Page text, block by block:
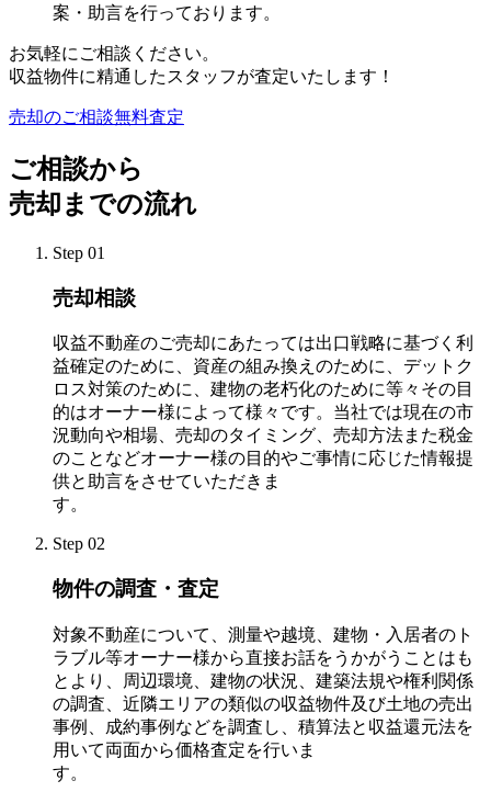
案・助言を行っております。
お気軽にご相談ください。
収益物件に精通したスタッフが査定いたします！
売却のご相談無料査定
ご相談から
売却までの流れ
Step 01
売却相談
収益不動産のご売却にあたっては出口戦略に基づく利
益確定のために、資産の組み換えのために、デットク
ロス対策のために、建物の老朽化のために等々その目
的はオーナー様によって様々です。当社では現在の市
況動向や相場、売却のタイミング、売却方法また税金
のことなどオーナー様の目的やご事情に応じた情報提
供と助言をさせていただきま
す
Step 02
物件の調査・査定
対象不動産について、測量や越境、建物・入居者のト
ラブル等オーナー様から直接お話をうかがうことはも
とより、周辺環境、建物の状況、建築法規や権利関係
の調査、近隣エリアの類似の収益物件及び土地の売出
事例、成約事例などを調査し、積算法と収益還元法を
用いて両面から価格査定を行いま
す